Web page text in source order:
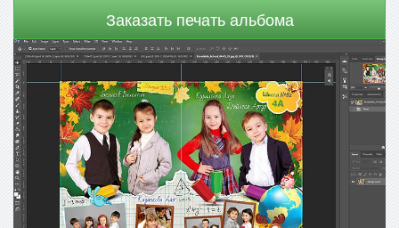
Заказать печать альбома